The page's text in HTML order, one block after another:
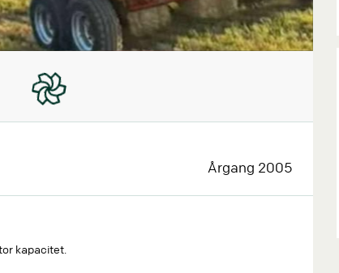
Årgang 2005
kapacitet.